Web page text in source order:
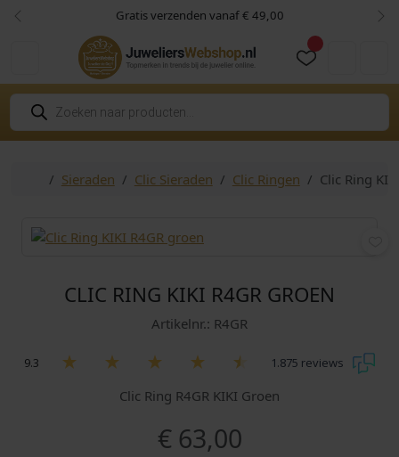
Skip to content
Skip to footer Gratis verzenden vanaf € 49,00
Vorige
P
o
d
HomeSieraden Clic Sieraden Clic Ringen Clic Ring
CLIC RING KIKI R4GR GROEN
Artikelnr.: R4GR
9.3 1.875 reviews
Clic Ring R4GR KIKI Groen
€63,00